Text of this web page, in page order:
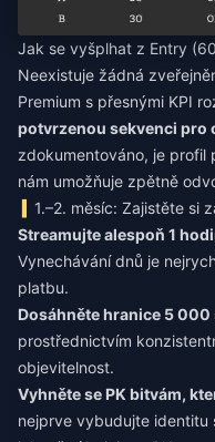
Jak se vyšplhat z Entry
Neexistuje žádná
Premium s přesnými KPI
potvrzenou sekvenci pro
zdokumentováno, je profil
nám umožňuje zpětně
1.–2. měsíc: Zajistěte si
Streamujte alespoň 1
Vynechávání dnů je
platbu.
Dosáhněte hranice 5
prostřednictvím
objevitelnost.
Vyhněte se PK bitvám,
nejprve vybudujte identitu